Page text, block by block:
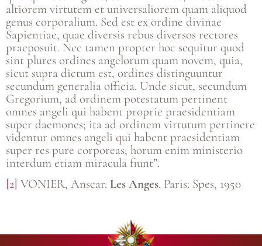
altiorem virtutem et universaliorem quam aliquod
genus corporalium. Sed est ex ordine divinae
Sapientiae, quae diversis rebus diversos rectores
praeposuit. Nec tamen propter hoc sequitur quod
sint plures ordines angelorum quam novem, quia,
sicut supra dictum est, ordines distinguuntur
secundum generalia officia. Unde sicut, secundum
Gregorium, ad ordinem potestatum pertinent
omnes angeli qui habent proprie praesidentiam
super daemones; ita ad ordinem virtutum pertinere
videntur omnes angeli qui habent praesidentiam
super res pure corporeas; horum enim ministerio
interdum etiam miracula fiunt”.
[2] VONIER, Anscar. Les Anges. Paris: Spes, 1950